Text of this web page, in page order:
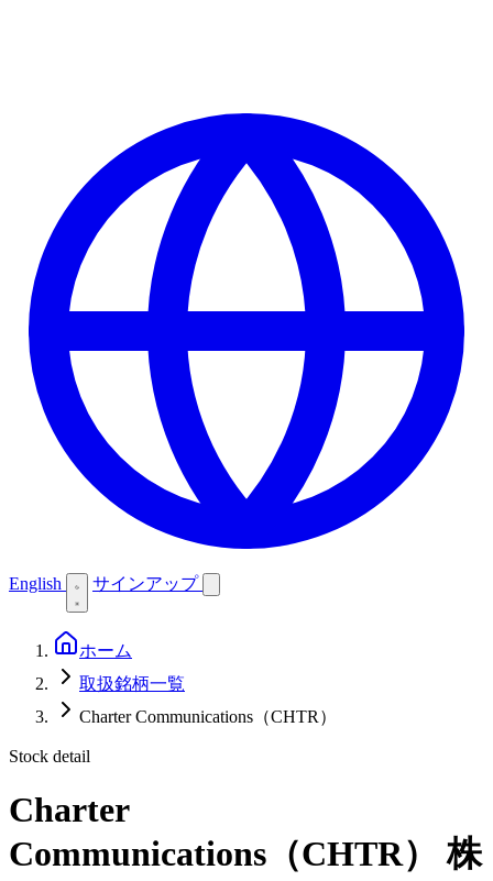
English サインアップ
ホーム
取扱銘柄一覧
Charter Communications（CHTR）
Stock detail
Charter
Communications（CHTR）
株